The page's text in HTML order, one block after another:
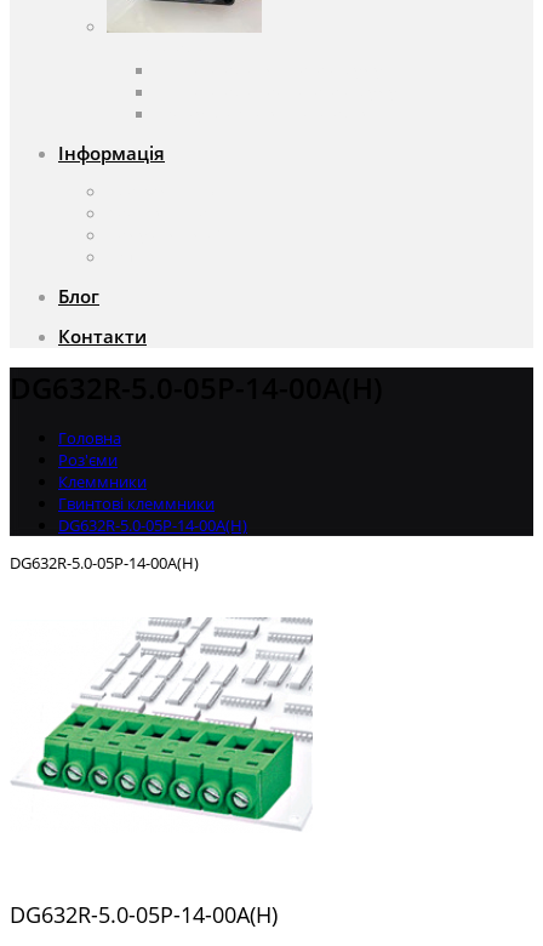
Інформація
Блог
Контакти
Головна
Роз'єми
Клеммники
Гвинтові клеммники
DG632R-5.0-05P-14-00A(H)
DG632R-5.0-05P-14-00A(H)
DG632R-5.0-05P-14-00A(H)